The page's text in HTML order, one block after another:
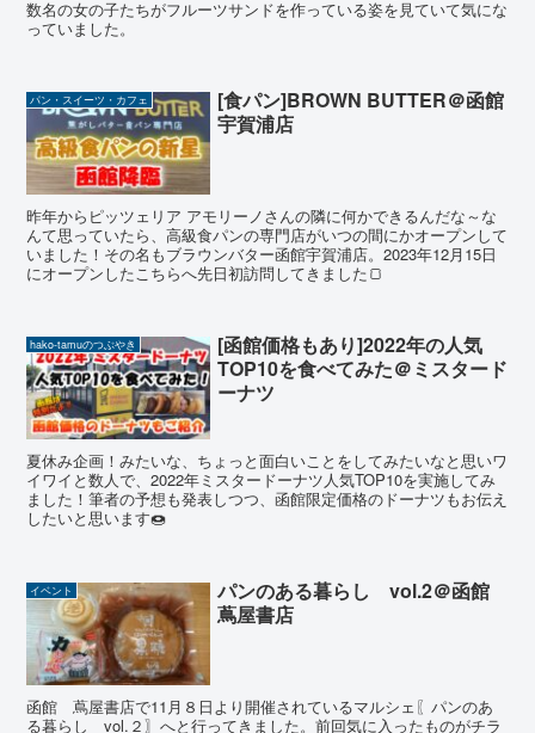
数名の女の子たちがフルーツサンドを作っている姿を見ていて気にな
っていました。
パン・スイーツ・カフェ
[食パン]BROWN BUTTER＠函館
宇賀浦店
昨年からピッツェリア アモリーノさんの隣に何かできるんだな～な
んて思っていたら、高級食パンの専門店がいつの間にかオープンして
いました！その名もブラウンバター函館宇賀浦店。2023年12月15日
にオープンしたこちらへ先日初訪問してきました🍞
hako-tamuのつぶやき
[函館価格もあり]2022年の人気
TOP10を食べてみた＠ミスタード
ーナツ
夏休み企画！みたいな、ちょっと面白いことをしてみたいなと思いワ
イワイと数人で、2022年ミスタードーナツ人気TOP10を実施してみ
ました！筆者の予想も発表しつつ、函館限定価格のドーナツもお伝え
したいと思います🍩
イベント
パンのある暮らし vol.2＠函館
蔦屋書店
函館 蔦屋書店で11月８日より開催されているマルシェ〖パンのあ
る暮らし vol.２〗へと行ってきました。前回気に入ったものがチラ